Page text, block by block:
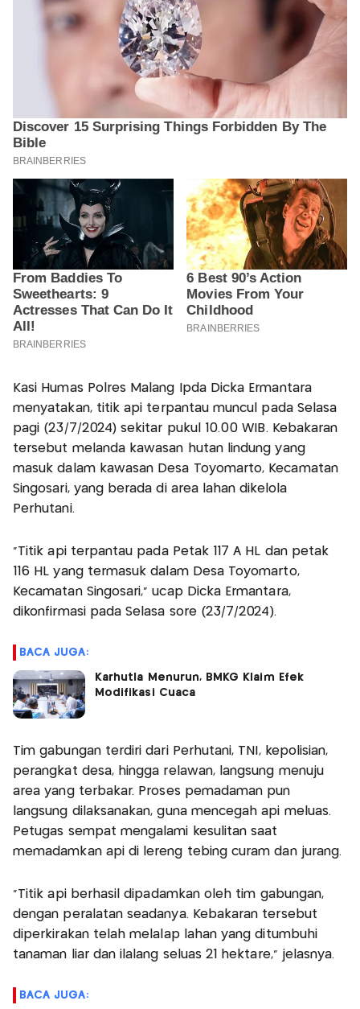
Kasi Humas Polres Malang Ipda Dicka Ermantara
menyatakan, titik api terpantau muncul pada Selasa
pagi (23/7/2024) sekitar pukul 10.00 WIB. Kebakaran
tersebut melanda kawasan hutan lindung yang
masuk dalam kawasan Desa Toyomarto, Kecamatan
Singosari, yang berada di area lahan dikelola
Perhutani.
"Titik api terpantau pada Petak 117 A HL dan petak
116 HL yang termasuk dalam Desa Toyomarto,
Kecamatan Singosari," ucap Dicka Ermantara,
dikonfirmasi pada Selasa sore (23/7/2024).
BACA JUGA:
Karhutla Menurun, BMKG Klaim Efek
Modifikasi Cuaca
Tim gabungan terdiri dari Perhutani, TNI, kepolisian,
perangkat desa, hingga relawan, langsung menuju
area yang terbakar. Proses pemadaman pun
langsung dilaksanakan, guna mencegah api meluas.
Petugas sempat mengalami kesulitan saat
memadamkan api di lereng tebing curam dan jurang.
"Titik api berhasil dipadamkan oleh tim gabungan,
dengan peralatan seadanya. Kebakaran tersebut
diperkirakan telah melalap lahan yang ditumbuhi
tanaman liar dan ilalang seluas 21 hektare," jelasnya.
BACA JUGA: